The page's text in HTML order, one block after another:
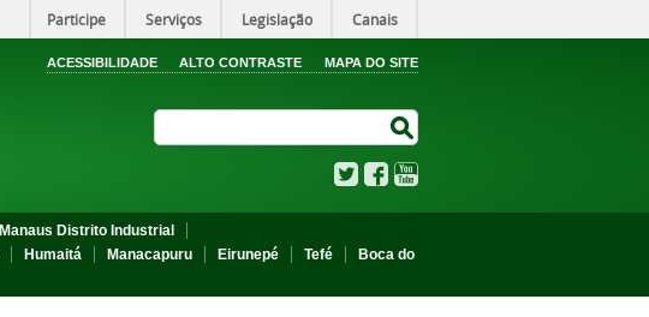
Participe Serviços Legislação Canais
ACESSIBILIDADE ALTO CONTRASTE MAPA DO SITE
TwitterFacebook
Manaus Distrito Industrial
Humaitá Manacapuru Eirunepé Tefé
Boca do